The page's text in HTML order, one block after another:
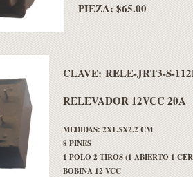
PIEZA: $65.00
CLAVE: RELE-JRT3-S-
RELEVADOR 12VCC 20A
MEDIDAS: 2X1.5X2.2 CM
8 PINES
1 POLO 2 TIROS (1 ABIERTO 1
BOBINA 12 VCC